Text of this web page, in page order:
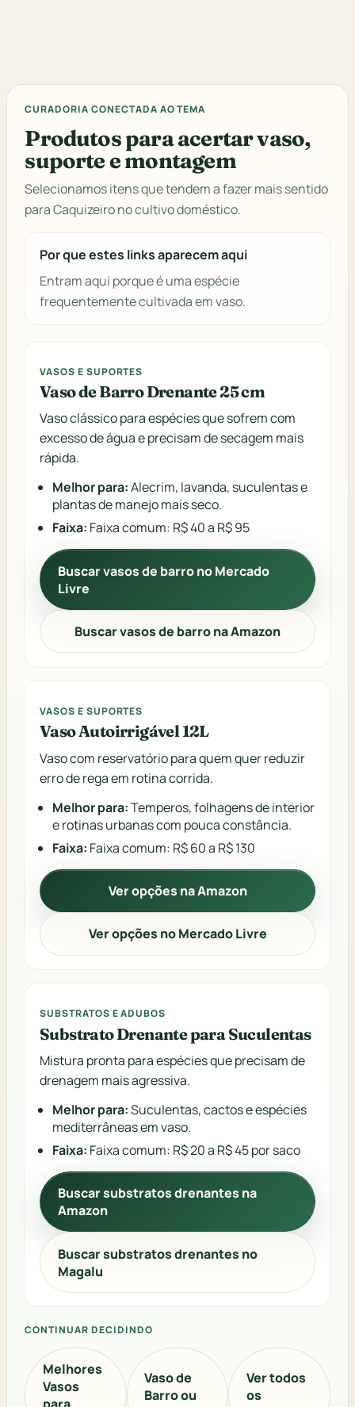
CURADORIA CONECTADA AO TEMA
Produtos para acertar vaso,
suporte e montagem
Selecionamos itens que tendem a fazer mais sentido
para Caquizeiro no cultivo doméstico.
Por que estes links aparecem aqui
Entram aqui porque é uma espécie
frequentemente cultivada em vaso.
VASOS E SUPORTES
Vaso de Barro Drenante 25 cm
Vaso clássico para espécies que sofrem com
excesso de água e precisam de secagem mais
rápida.
Melhor para:Alecrim, lavanda, suculentas e
plantas de manejo mais seco.
Faixa: Faixa comum: R$ 40 a R$ 95
Buscar vasos de barro no Mercado
Livre
Buscar vasos de barro na Amazon
VASOS E SUPORTES
Vaso Autoirrigável 12L
Vaso com reservatório para quem quer reduzir
erro de rega em rotina corrida.
Melhor para:Temperos, folhagens de interior
e rotinas urbanas com pouca constância.
Faixa: Faixa comum: R$ 60 a R$ 130
Ver opções na Amazon
Ver opções no Mercado Livre
SUBSTRATOS E ADUBOS
Substrato Drenante para Suculentas
Mistura pronta para espécies que precisam de
drenagem mais agressiva.
Melhor para:Suculentas, cactos e espécies
mediterrâneas em vaso.
Faixa: Faixa comum: R$ 20 a R$ 45 por saco
Buscar substratos drenantes na
Amazon
Buscar substratos drenantes no
Magalu
CONTINUAR DECIDINDO
Melhores
Vasos
Vaso de
Barro ou
Ver todos
os